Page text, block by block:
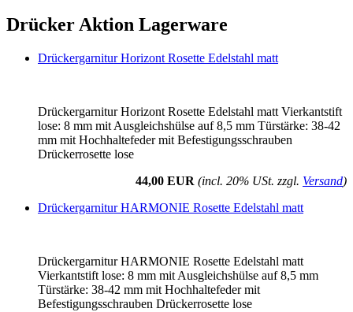
Drücker Aktion Lagerware
Drückergarnitur Horizont Rosette Edelstahl matt
Drückergarnitur Horizont Rosette Edelstahl matt Vierkantstift
lose: 8 mm mit Ausgleichshülse auf 8,5 mm Türstärke: 38-42
mm mit Hochhaltefeder mit Befestigungsschrauben
Drückerrosette lose
44,00 EUR (incl. 20% USt. zzgl. Versand)
Drückergarnitur HARMONIE Rosette Edelstahl matt
Drückergarnitur HARMONIE Rosette Edelstahl matt
Vierkantstift lose: 8 mm mit Ausgleichshülse auf 8,5 mm
Türstärke: 38-42 mm mit Hochhaltefeder mit
Befestigungsschrauben Drückerrosette lose